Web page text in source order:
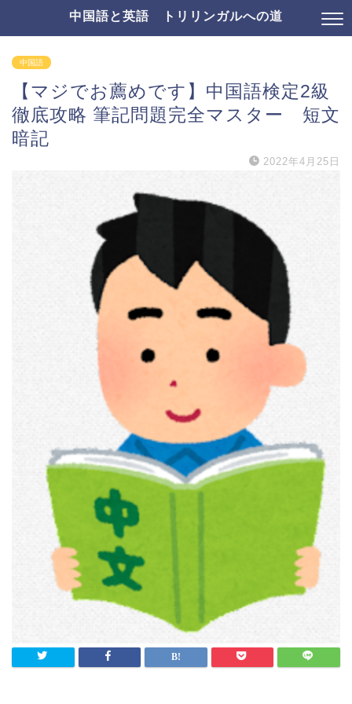
中国語と英語 トリリンガルへの道
中国語
【マジでお薦めです】中国語検定2級
徹底攻略 筆記問題完全マスター 短文
暗記
2022年4月25日